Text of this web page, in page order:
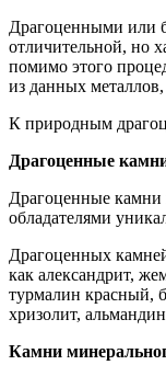
Драгоценными или
отличительной, но
помимо этого
из данных
К природным
Драгоценные
Драгоценные камни
обладателями
Драгоценных
как александрит,
турмалин красный,
хризолит,
Камни